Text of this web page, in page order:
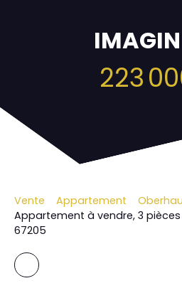
223
Vente Appartement
Appartement à vendre, 3
67205